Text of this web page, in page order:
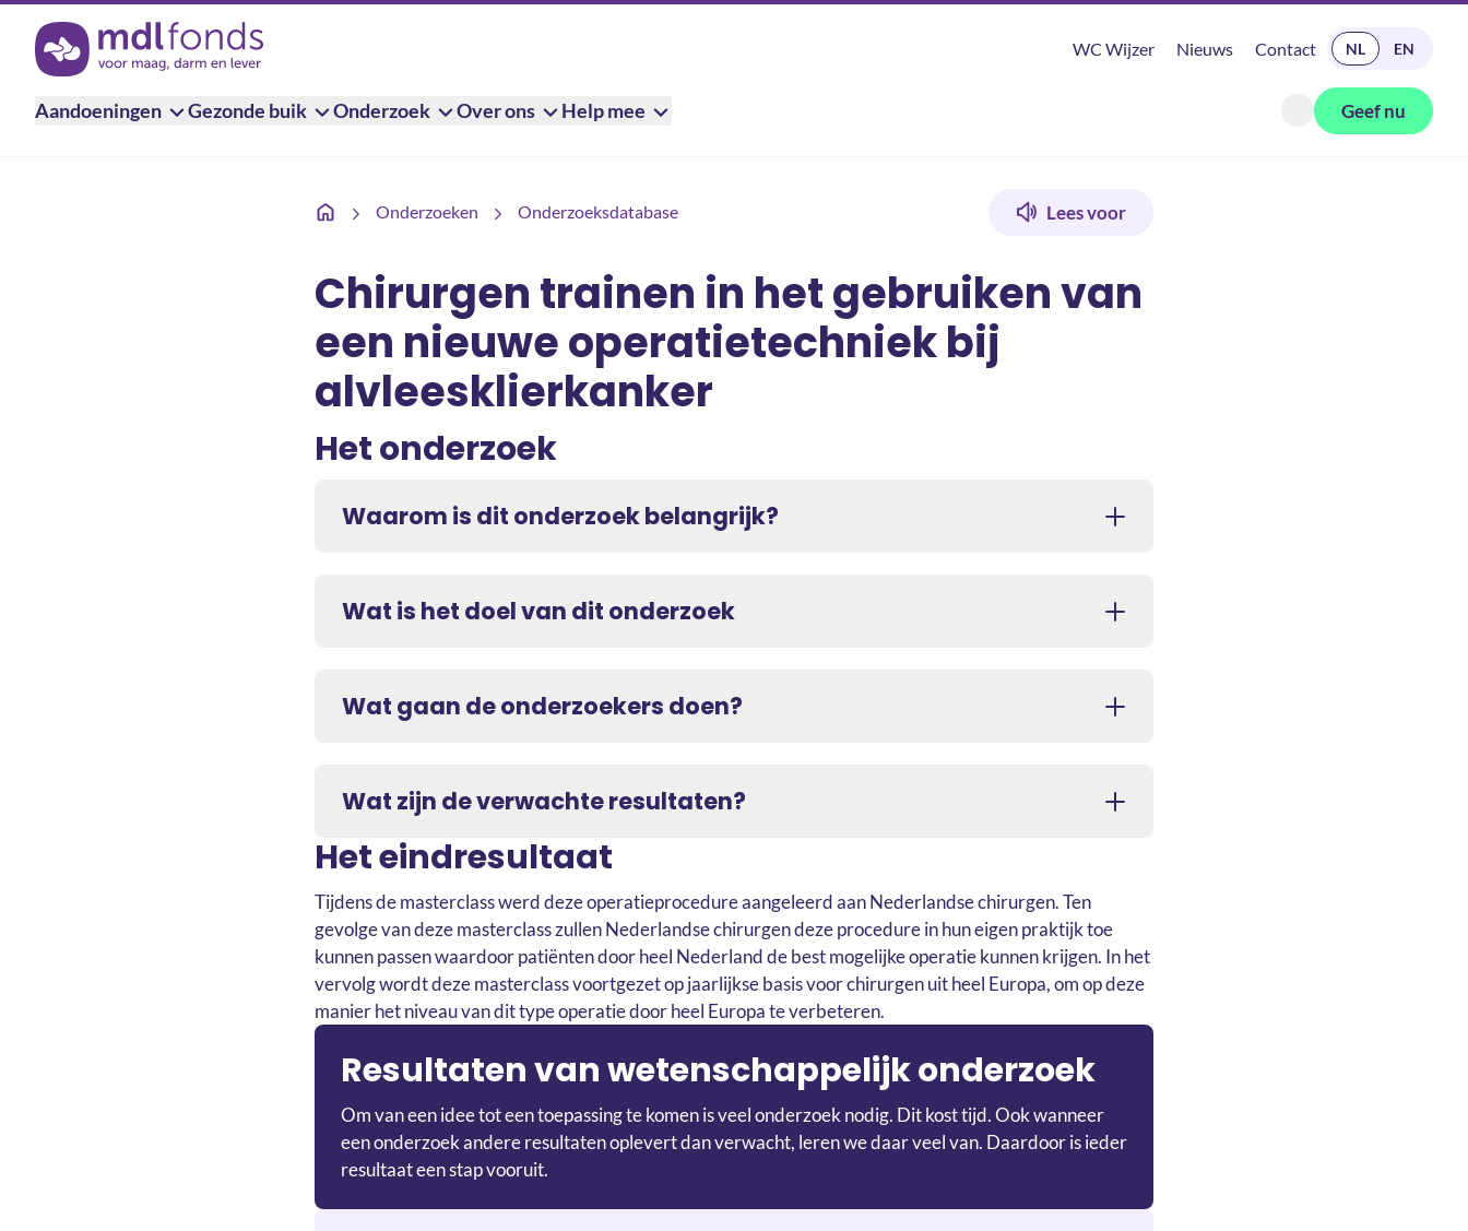
Terug naar de homepage
WC Wijzer Nieuws Contact READ IN ENGLISH
NL EN
Aandoeningen Gezonde buik Onderzoek Over ons Help mee
Zoeken openen
Geef nu
Onderzoeken Onderzoeksdatabase
Chirurgen trainen in het gebruiken van een nieuwe operatietechniek bij alvleesklierkanker
Lees voor
Chirurgen trainen in het gebruiken van
een nieuwe operatietechniek bij
alvleesklierkanker
Het onderzoek
Waarom is dit onderzoek belangrijk?
Wat is het doel van dit onderzoek
Wat gaan de onderzoekers doen?
Wat zijn de verwachte resultaten?
Het eindresultaat
Tijdens de masterclass werd deze operatieprocedure aangeleerd aan Nederlandse chirurgen. Ten
gevolge van deze masterclass zullen Nederlandse chirurgen deze procedure in hun eigen praktijk toe
kunnen passen waardoor patiënten door heel Nederland de best mogelijke operatie kunnen krijgen. In het
vervolg wordt deze masterclass voortgezet op jaarlijkse basis voor chirurgen uit heel Europa, om op deze
manier het niveau van dit type operatie door heel Europa te verbeteren.
Resultaten van wetenschappelijk onderzoek
Om van een idee tot een toepassing te komen is veel onderzoek nodig. Dit kost tijd. Ook wanneer
een onderzoek andere resultaten oplevert dan verwacht, leren we daar veel van. Daardoor is ieder
resultaat een stap vooruit.